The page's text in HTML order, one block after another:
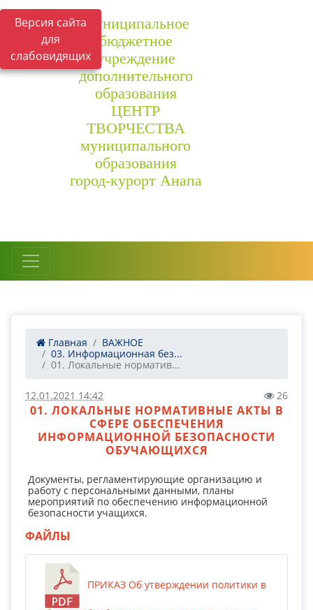
Версия сайта
для
слабовидящих
Муниципальное
бюджетное
учреждение
дополнительного
образования
ЦЕНТР
ТВОРЧЕСТВА
муниципального
образования
город-курорт Анапа
Главная
ВАЖНОЕ
03. Информационная без...
01. Локальные норматив...
12.01.2021 14:42 26
01. ЛОКАЛЬНЫЕ НОРМАТИВНЫЕ АКТЫ В
СФЕРЕ ОБЕСПЕЧЕНИЯ
ИНФОРМАЦИОННОЙ БЕЗОПАСНОСТИ
ОБУЧАЮЩИХСЯ
Документы, регламентирующие организацию и
работу с персональными данными, планы
мероприятий по обеспечению информационной
безопасности учащихся.
ФАЙЛЫ
ПРИКАЗ Об утверждении политики в